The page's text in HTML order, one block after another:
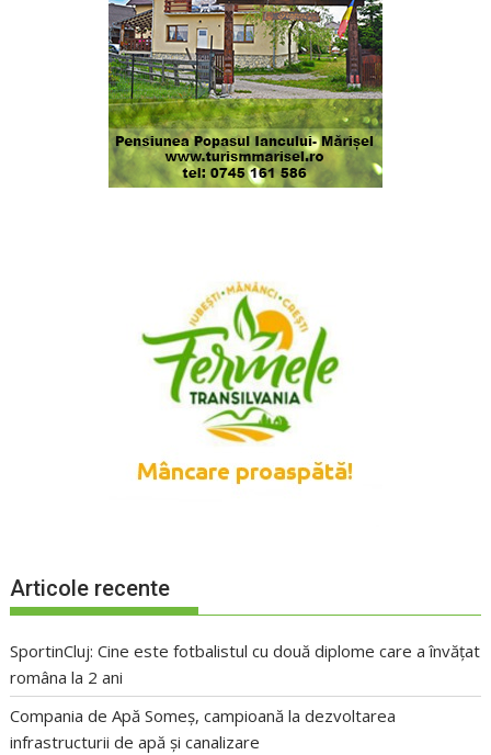
Articole recente
SportinCluj: Cine este fotbalistul cu două diplome care a învățat
româna la 2 ani
Compania de Apă Someș, campioană la dezvoltarea
infrastructurii de apă și canalizare